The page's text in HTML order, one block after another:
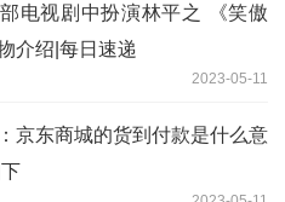
电视剧中扮演林平之 《笑傲
介绍|每日速递
2023-05-11
京东商城的货到付款是什么意